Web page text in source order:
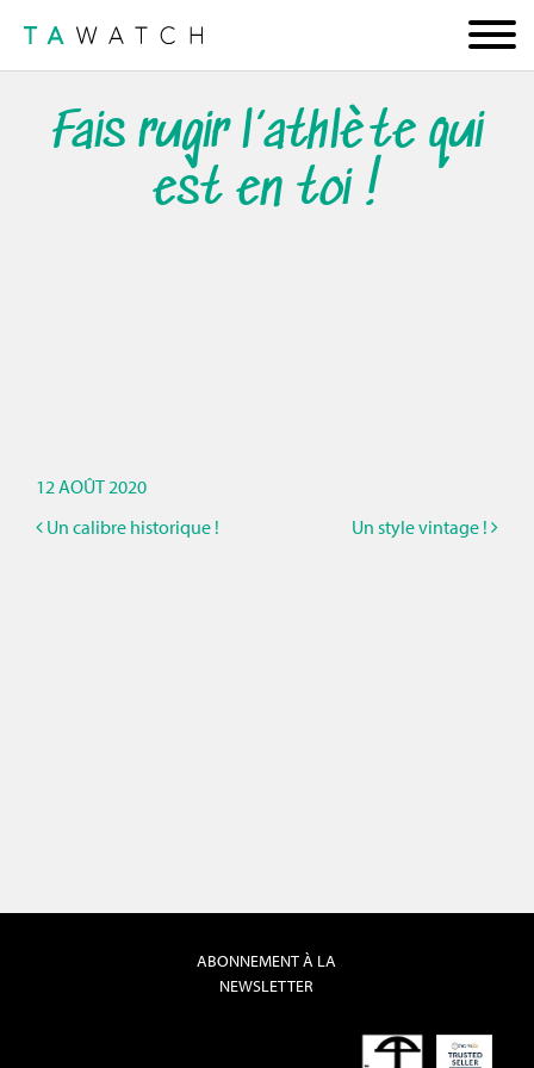
Fais rugir l’athlète qui
est en toi !
12 AOÛT 2020
Un calibre historique !
Un style vintage !
ABONNEMENT À LA
NEWSLETTER